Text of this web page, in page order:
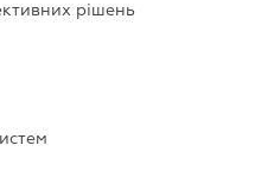
рішень